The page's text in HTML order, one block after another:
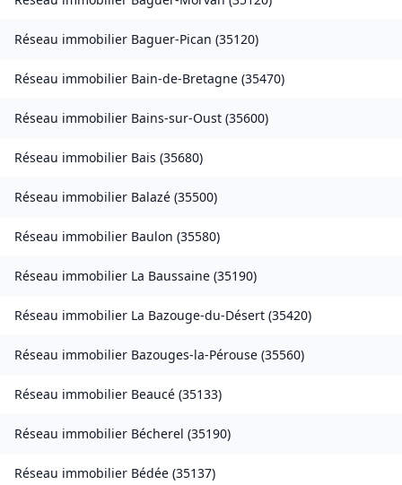
Réseau immobilier Baguer-Pican (35120)
Réseau immobilier Bain-de-Bretagne (35470)
Réseau immobilier Bains-sur-Oust (35600)
Réseau immobilier Bais (35680)
Réseau immobilier Balazé (35500)
Réseau immobilier Baulon (35580)
Réseau immobilier La Baussaine (35190)
Réseau immobilier La Bazouge-du-Désert (35420)
Réseau immobilier Bazouges-la-Pérouse (35560)
Réseau immobilier Beaucé (35133)
Réseau immobilier Bécherel (35190)
Réseau immobilier Bédée (35137)